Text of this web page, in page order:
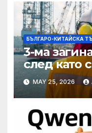
БЪЛГАРО-КИТАЙСКА
3-ма
след като
падна в
плаващия
MAY 25, 2026